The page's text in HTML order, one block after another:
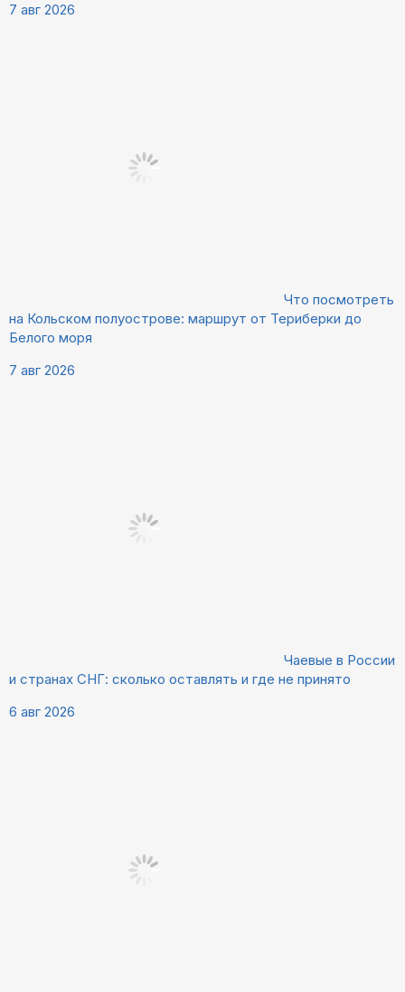
7 авг 2026
Что посмотреть
на Кольском полуострове: маршрут от Териберки до
Белого моря
7 авг 2026
Чаевые в России
и странах СНГ: сколько оставлять и где не принято
6 авг 2026